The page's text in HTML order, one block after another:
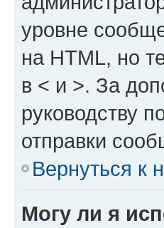
уровне
на HTML, но
в < и >. За
руководству
отправки
Вернуться к
Могу ли я